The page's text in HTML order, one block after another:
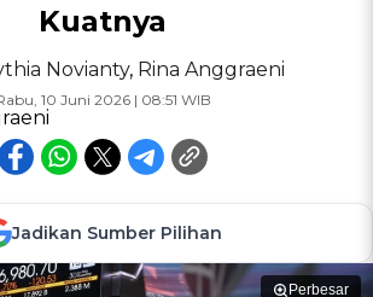
Kuatnya
Novianty, Rina Anggraeni
10 Juni 2026 | 08:51 WIB
Jadikan Sumber Pilihan
Perbesar